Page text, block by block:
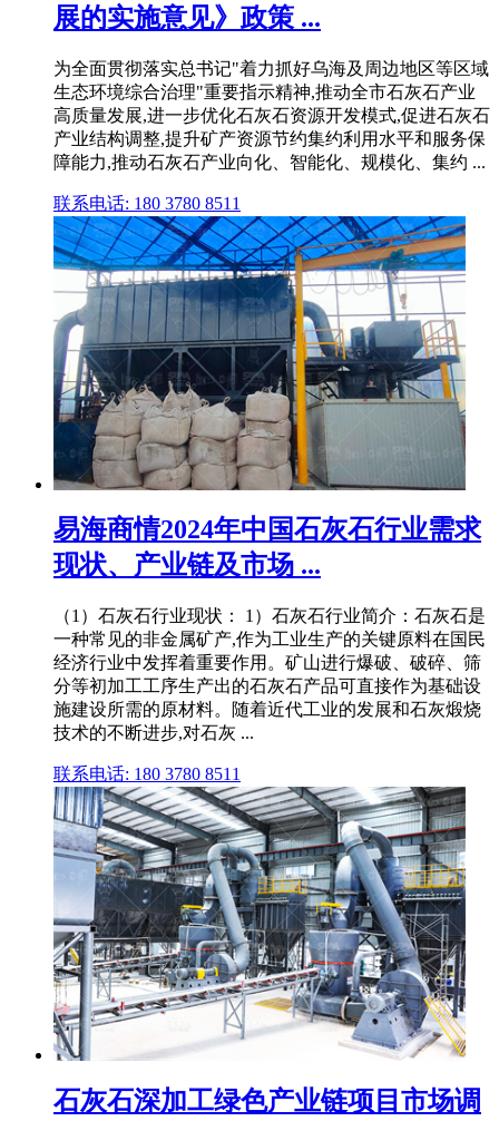
展的实施意见》政策 ...
为全面贯彻落实总书记"着力抓好乌海及周边地区等区域
生态环境综合治理"重要指示精神,推动全市石灰石产业
高质量发展,进一步优化石灰石资源开发模式,促进石灰石
产业结构调整,提升矿产资源节约集约利用水平和服务保
障能力,推动石灰石产业向化、智能化、规模化、集约 ...
联系电话: 180 3780 8511
易海商情2024年中国石灰石行业需求
现状、产业链及市场 ...
（1）石灰石行业现状： 1）石灰石行业简介：石灰石是
一种常见的非金属矿产,作为工业生产的关键原料在国民
经济行业中发挥着重要作用。矿山进行爆破、破碎、筛
分等初加工工序生产出的石灰石产品可直接作为基础设
施建设所需的原材料。随着近代工业的发展和石灰煅烧
技术的不断进步,对石灰 ...
联系电话: 180 3780 8511
石灰石深加工绿色产业链项目市场调